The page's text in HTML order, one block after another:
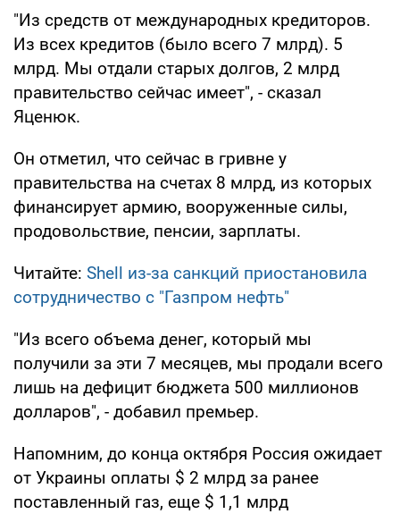
"Из средств от международных кредиторов.
Из всех кредитов (было всего 7 млрд). 5
млрд. Мы отдали старых долгов, 2 млрд
правительство сейчас имеет", - сказал
Яценюк.
Он отметил, что сейчас в гривне у
правительства на счетах 8 млрд, из которых
финансирует армию, вооруженные силы,
продовольствие, пенсии, зарплаты.
Читайте: Shell из-за санкций приостановила
сотрудничество с "Газпром нефть"
"Из всего объема денег, который мы
получили за эти 7 месяцев, мы продали всего
лишь на дефицит бюджета 500 миллионов
долларов", - добавил премьер.
Напомним, до конца октября Россия ожидает
от Украины оплаты $ 2 млрд за ранее
поставленный газ, еще $ 1,1 млрд